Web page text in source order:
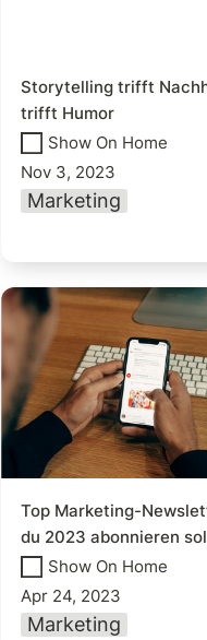
Storytelling trifft
trifft Humor
Show On Home
Nov 3, 2023
Marketing
Top Marketing-
die du 2023
solltest
Top Marketing-
du 2023 abonnieren
Show On Home
Apr 24, 2023
Marketing